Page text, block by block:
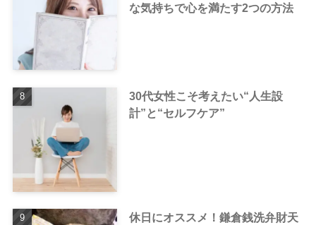
な気持ちで心を満たす2つの方法
30代女性こそ考えたい“人生設
計”と“セルフケア”
休日にオススメ！鎌倉銭洗弁財天